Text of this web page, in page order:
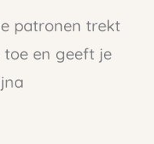
patronen trekt
en geeft je